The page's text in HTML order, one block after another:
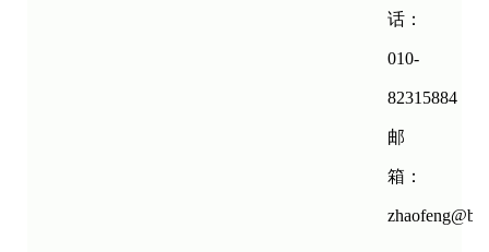
话：
010-
82315884
邮
箱：